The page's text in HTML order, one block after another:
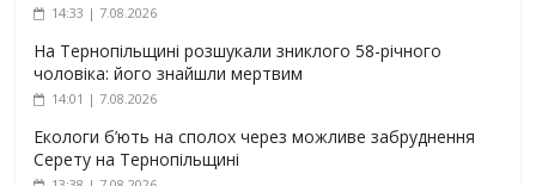
14:33 | 7.08.2026
На Тернопільщині розшукали зниклого 58-річного
чоловіка: його знайшли мертвим
14:01 | 7.08.2026
Екологи б’ють на сполох через можливе забруднення
Серету на Тернопільщині